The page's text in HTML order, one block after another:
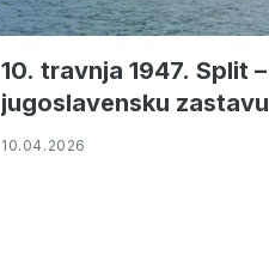
10. travnja 1947. Split
jugoslavensku
10.04.2026